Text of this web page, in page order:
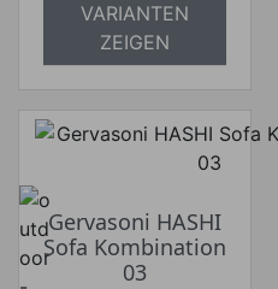
VARIANTEN
ZEIGEN
Gervasoni HASHI
Sofa Kombination
03